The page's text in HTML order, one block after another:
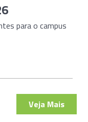
para o campus
Veja Mais